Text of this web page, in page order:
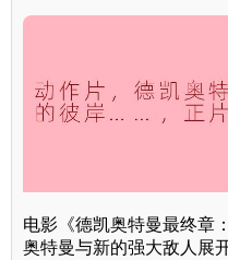
电影《德凯奥特曼最终章
奥特曼与新的强大敌人展